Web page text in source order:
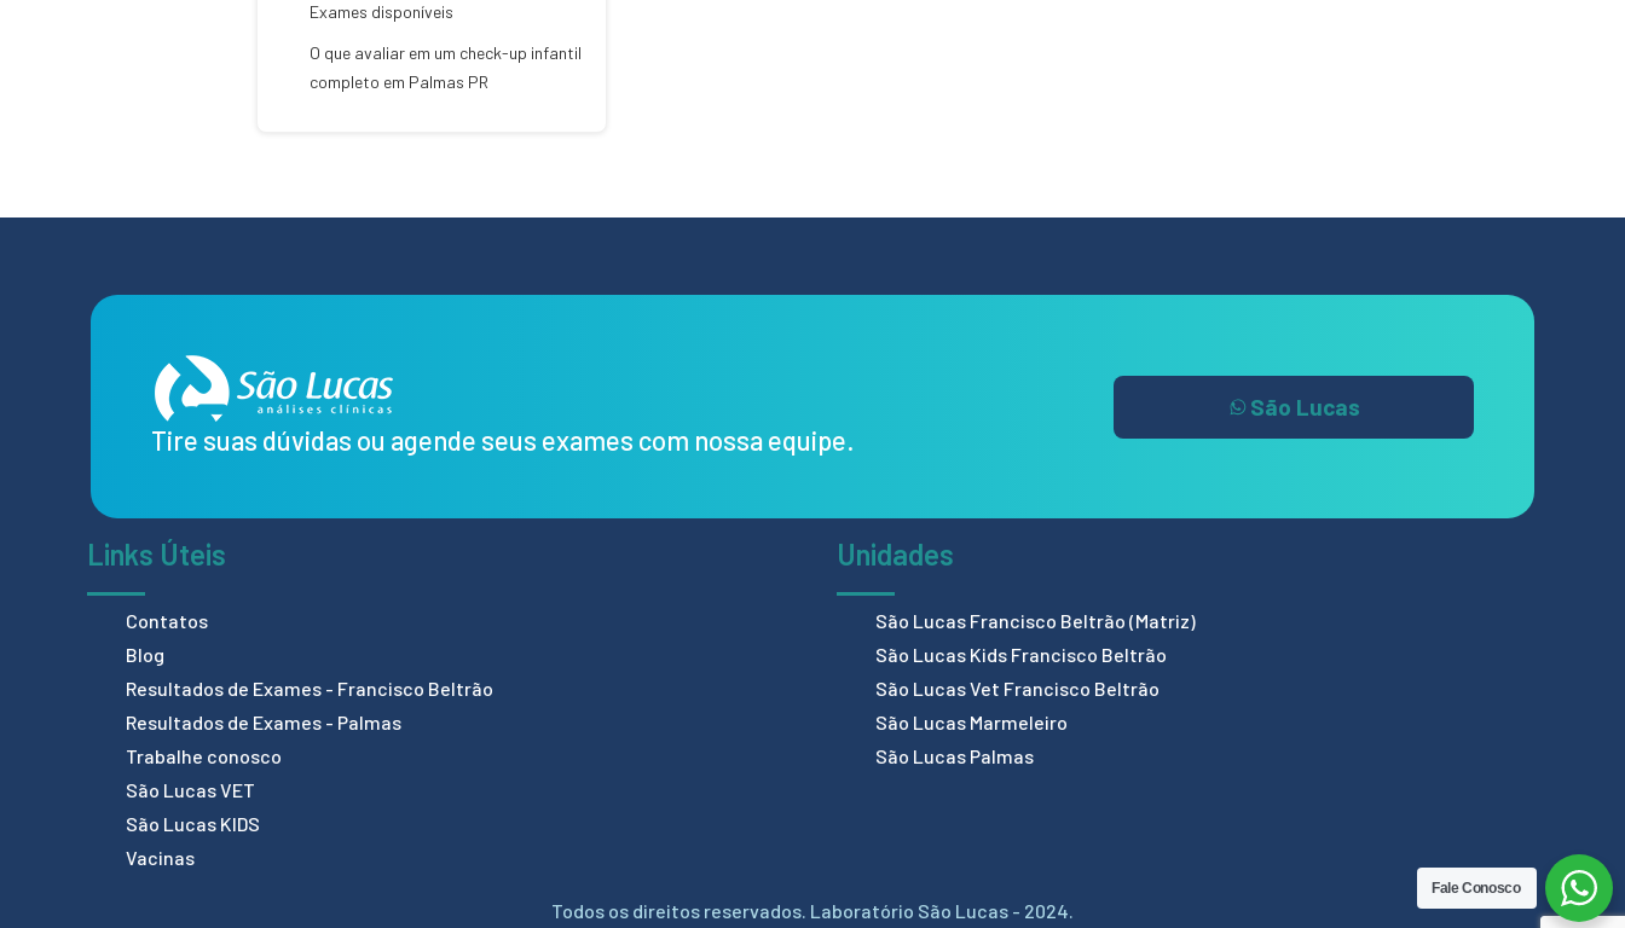
Exames disponíveis
O que avaliar em um check-up infantil
completo em Palmas PR
Tire suas dúvidas ou agende seus exames com nossa equipe.
São Lucas
Links Úteis
Contatos
Blog
Resultados de Exames - Francisco Beltrão
Resultados de Exames - Palmas
Trabalhe conosco
São Lucas VET
São Lucas KIDS
Vacinas
Unidades
São Lucas Francisco Beltrão (Matriz)
São Lucas Kids Francisco Beltrão
São Lucas Vet Francisco Beltrão
São Lucas Marmeleiro
São Lucas Palmas
Todos os direitos reservados. Laboratório São Lucas - 2024.
Fale Conosco